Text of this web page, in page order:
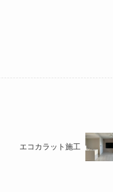
エコカラット施工